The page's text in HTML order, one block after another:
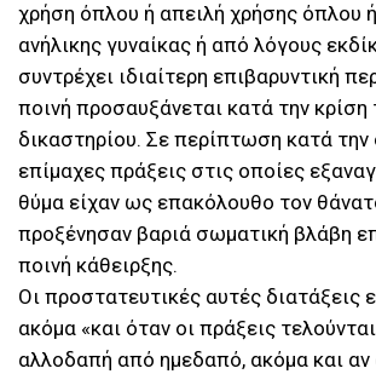
χρήση όπλου ή απειλή χρήσης όπλου
ανήλικης γυναίκας ή από λόγους
συντρέχει ιδιαίτερη επιβαρυντική
ποινή προσαυξάνεται κατά την κρίση
δικαστηρίου. Σε περίπτωση κατά την
επίμαχες πράξεις στις οποίες
θύμα είχαν ως επακόλουθο τον
προξένησαν βαριά σωματική βλάβη
ποινή κάθειρξης.
Οι προστατευτικές αυτές διατάξεις
ακόμα «και όταν οι πράξεις
αλλοδαπή από ημεδαπό, ακόμα και αν